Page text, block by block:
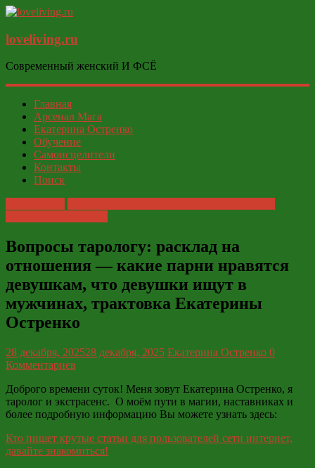
loveliving.ru
Современный женский И ФСЁ
Главная
Арсенал Мага
Екатерина Остренко
Обучение
Самоисцелители
Контакты
Поиск
Вопросы тарологу: расклад на
отношения — какие парни нравятся
девушкам, что девушки ищут в
мужчинах, трактовка Екатерины
Остренко
28 декабря, 202528 декабря, 2025 Екатерина Остренко 0
Комментариев
Доброго времени суток! Меня зовут Екатерина Остренко, я
таролог и экстрасенс. О моём пути в магии, наставниках и
более подробную информацию Вы можете узнать здесь:
Кто пишет крутые статьи для пользователей сети интернет,
давайте знакомиться!